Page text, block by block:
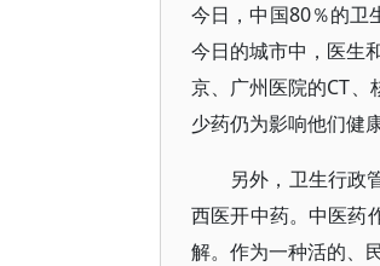
今日，中国80％的卫
今日的城市中，医生
京、广州医院的CT
少药仍为影响他们健
另外，卫生行政
西医开中药。中医药
解。作为一种活的、